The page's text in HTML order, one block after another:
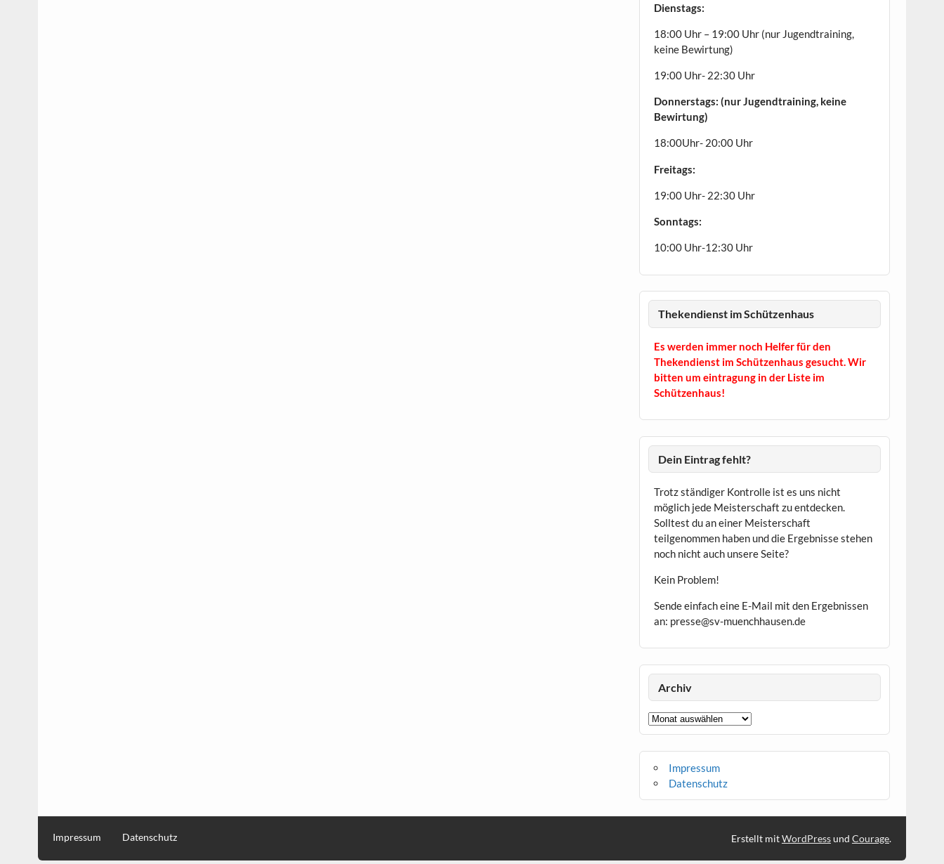
Dienstags:
18:00 Uhr – 19:00 Uhr (nur Jugendtraining,
keine Bewirtung)
19:00 Uhr- 22:30 Uhr
Donnerstags: (nur Jugendtraining, keine
Bewirtung)
18:00Uhr- 20:00 Uhr
Freitags:
19:00 Uhr- 22:30 Uhr
Sonntags:
10:00 Uhr-12:30 Uhr
Thekendienst im Schützenhaus
Es werden immer noch Helfer für den
Thekendienst im Schützenhaus gesucht. Wir
bitten um eintragung in der Liste im
Schützenhaus!
Dein Eintrag fehlt?
Trotz ständiger Kontrolle ist es uns nicht
möglich jede Meisterschaft zu entdecken.
Solltest du an einer Meisterschaft
teilgenommen haben und die Ergebnisse stehen
noch nicht auch unsere Seite?
Kein Problem!
Sende einfach eine E-Mail mit den Ergebnissen
an: presse@sv-muenchhausen.de
Archiv
Archiv
Impressum
Datenschutz
Impressum Datenschutz Erstellt mitWordPressund Courage.